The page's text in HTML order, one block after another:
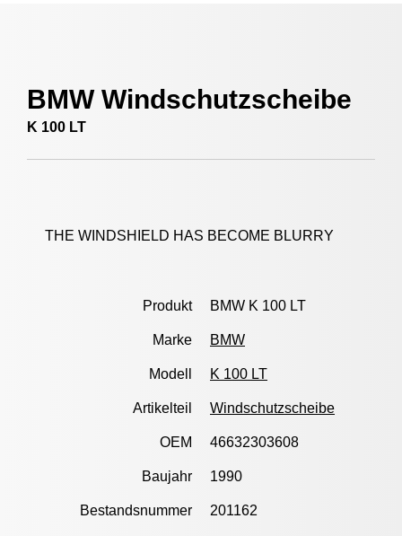
BMW Windschutzscheibe
K 100 LT
THE WINDSHIELD HAS BECOME BLURRY
Produkt BMW K 100 LT
Marke BMW
Modell K 100 LT
Artikelteil Windschutzscheibe
OEM 46632303608
Baujahr 1990
Bestandsnummer 201162